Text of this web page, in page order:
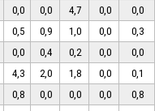
0,0 0,0 4,7 0,0 0,0
0,5 0,9 1,0 0,0 0,3
0,0 0,4 0,2 0,0 0,0
4,3 2,0 1,8 0,0 0,1
0,8 0,0 0,0 0,0 0,8